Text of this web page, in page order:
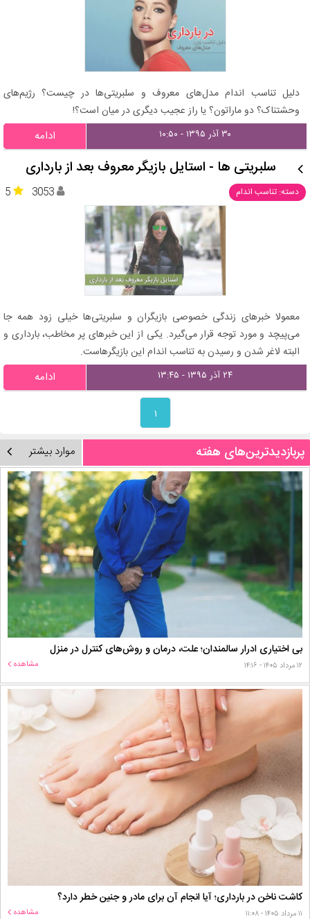
دلیل تناسب اندام مدل‌های معروف و سلبریتی‌ها در چیست؟ رژیم‌های
وحشتناک؟ دو ماراتون؟ یا راز عجیب دیگری در میان است؟!
۳۰ آذر ۱۳۹۵ - ۱۰:۵۰ ادامه
سلبریتی ها - استایل بازیگر معروف بعد از بارداری
دسته: تناسب اندام 5 3053
معمولا خبرهای زندگی خصوصی بازیگران و سلبریتی‌ها خیلی زود همه جا
می‌پیچد و مورد توجه قرار می‌گیرد. یکی از این خبرهای پر مخاطب، بارداری و
البته لاغر شدن و رسیدن به تناسب اندام این بازیگرهاست.
۲۴ آذر ۱۳۹۵ - ۱۳:۴۵ ادامه
۱
پربازدیدترین‌های هفته موارد بیشتر
بی اختیاری ادرار سالمندان؛ علت، درمان و روش‌های کنترل در منزل
۱۲ مرداد ۱۴۰۵ - ۱۴:۱۶ مشاهده
کاشت ناخن در بارداری؛ آیا انجام آن برای مادر و جنین خطر دارد؟
۱۱ مرداد ۱۴۰۵ - ۱۱:۰۸ مشاهده